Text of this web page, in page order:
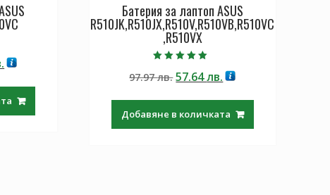
Текущата
57.64 лв..
Батерия за лаптоп ASUS
R510JK,R510JX,R510V,R510VB,R510VC
,R510VX
5.00
от 5
97.97лв.Original
97.97 лв..
57.64лв.Текущата
57.64 лв..
Добавяне в количката